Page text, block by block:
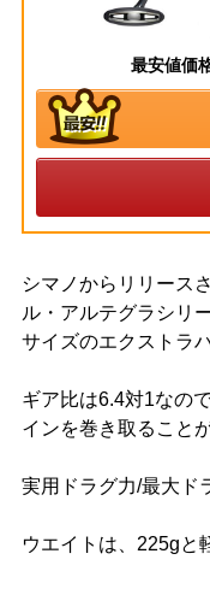
最安値価
シマノからリリース
ル・アルテグラシリ
サイズのエクストラ
ギア比は6.4対1なの
インを巻き取ること
実用ドラグ力/最大ド
ウエイトは、225gと